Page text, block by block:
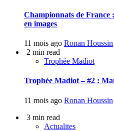
Championnats de France
en images
11 mois ago Ronan Houssin
2 min read
Trophée Madiot
Trophée Madiot – #2 :
11 mois ago Ronan Houssin
3 min read
Actualites